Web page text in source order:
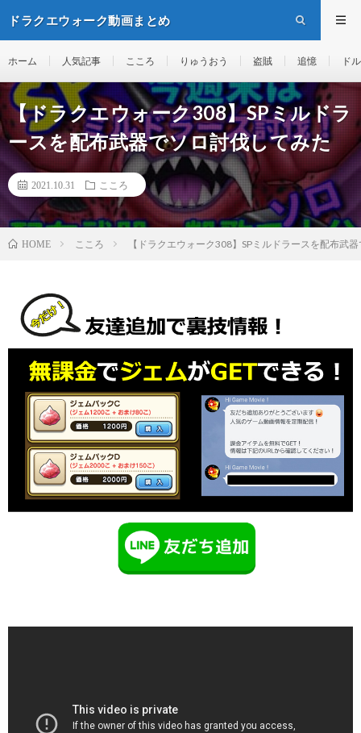
ドラクエウォーク動画まとめ
ホーム 人気記事 こころ りゅうおう 盗賊 追憶 ド
【ドラクエウォーク308】SPミルドラ
ースを配布武器でソロ討伐してみた
2021.10.31 こころ
HOME こころ 【ドラクエウォーク308】SPミルドラースを配布武